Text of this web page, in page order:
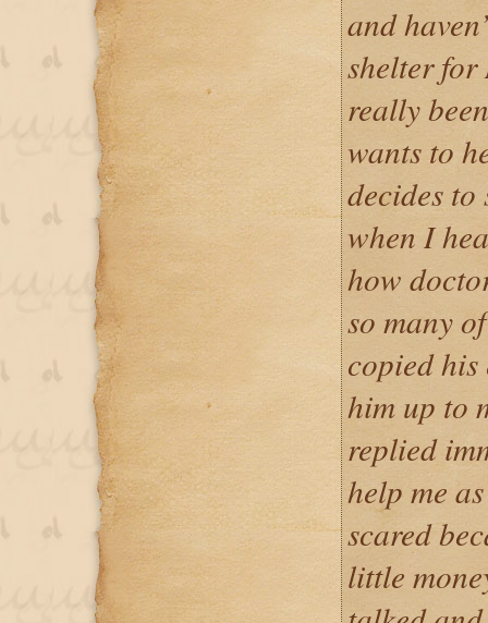
and
shelter for
really
wants to
decides to
when I
how
so many
copied his
him up to
replied
help me
scared
little